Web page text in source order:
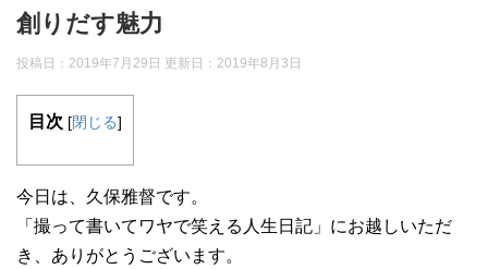
創りだす魅力
投稿日：2019年7月29日 更新日： 2019年8月3日
目次 [閉じる]
今日は、久保雅督です。
「撮って書いてワヤで笑える人生日記」にお越しいただ
き、ありがとうございます。